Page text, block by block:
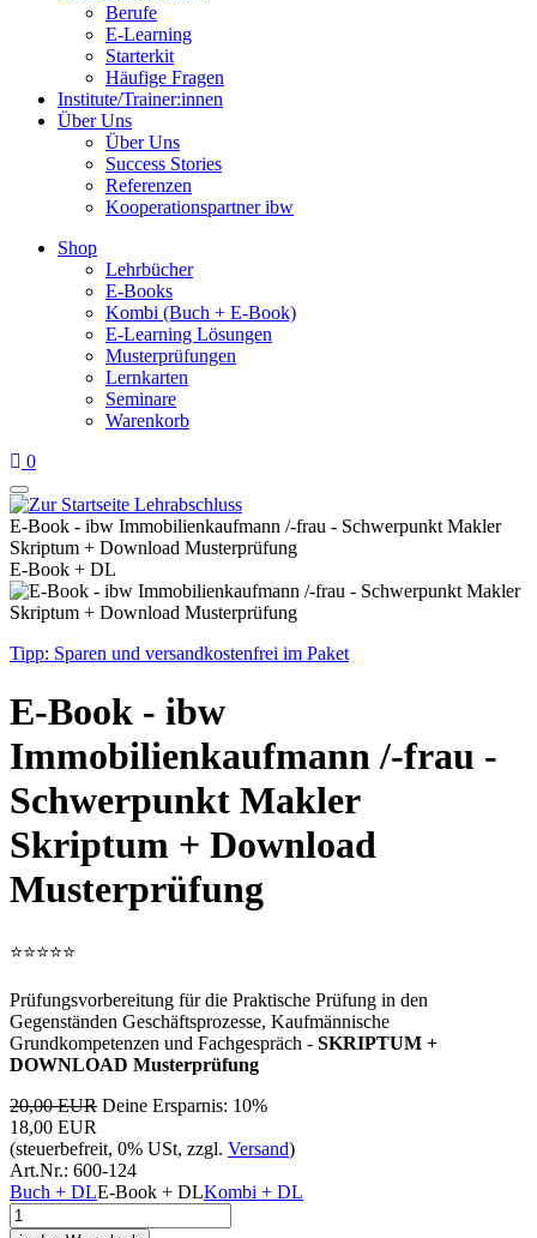
Berufe
E-Learning
Starterkit
Häufige Fragen
Institute/Trainer:innen
Über Uns
Über Uns
Success Stories
Referenzen
Kooperationspartner ibw
Shop
Lehrbücher
E-Books
Kombi (Buch + E-Book)
E-Learning Lösungen
Musterprüfungen
Lernkarten
Seminare
Warenkorb
0
E-Book - ibw Immobilienkaufmann /-frau - Schwerpunkt Makler
Skriptum + Download Musterprüfung
E-Book + DL
Tipp: Sparen und versandkostenfrei im Paket
E-Book - ibw
Immobilienkaufmann /-frau -
Schwerpunkt Makler
Skriptum + Download
Musterprüfung
⭐⭐⭐⭐⭐
Prüfungsvorbereitung für die Praktische Prüfung in den
Gegenständen Geschäftsprozesse, Kaufmännische
Grundkompetenzen und Fachgespräch - SKRIPTUM +
DOWNLOAD Musterprüfung
20,00 EUR Deine Ersparnis: 10%
18,00 EUR
(steuerbefreit, 0% USt, zzgl. Versand)
Art.Nr.: 600-124
Buch + DLE-Book + DLKombi + DL